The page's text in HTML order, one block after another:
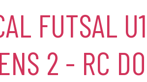
FUTSAL
2 - RC